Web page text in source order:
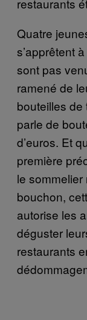
Quatre
s’apprêtent
sont pas
ramené de
bouteilles
parle de
d’euros. Et
première
le sommelier
bouchon,
autorise les
déguster
restaurants